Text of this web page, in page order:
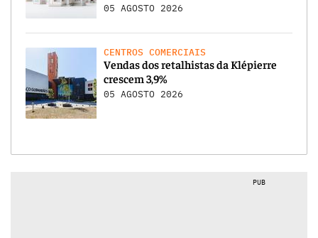
05 AGOSTO 2026
CENTROS COMERCIAIS
Vendas dos retalhistas da Klépierre
crescem 3,9%
05 AGOSTO 2026
PUB